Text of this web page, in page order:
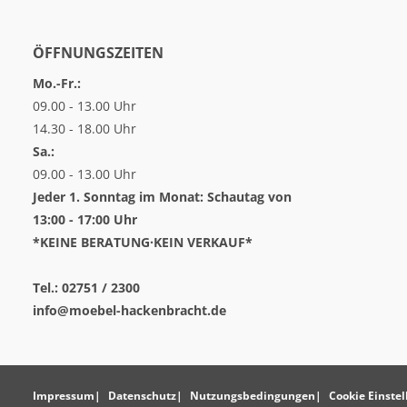
ÖFFNUNGSZEITEN
Mo.-Fr.:
09.00 - 13.00 Uhr
14.30 - 18.00 Uhr
Sa.:
09.00 - 13.00 Uhr
Jeder 1. Sonntag im Monat: Schautag von
13:00 - 17:00 Uhr
*KEINE BERATUNG·KEIN VERKAUF*
Tel.: 02751 / 2300
info@moebel-hackenbracht.de
Impressum Datenschutz Nutzungsbedingungen Cookie